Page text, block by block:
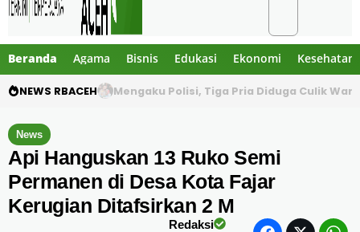
Beranda Agama Bisnis Edukasi Ekonomi Kesehatan
NEWS RBACEH Utang Rp124 Juta Berujung Dugaan
News
Api Hanguskan 13 Ruko Semi
Permanen di Desa Kota Fajar
Kerugian Ditafsirkan 2 M
Redaksi